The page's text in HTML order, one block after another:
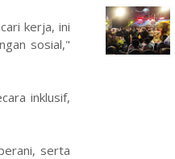
kerja, ini
sosial,"
inklusif,
serta